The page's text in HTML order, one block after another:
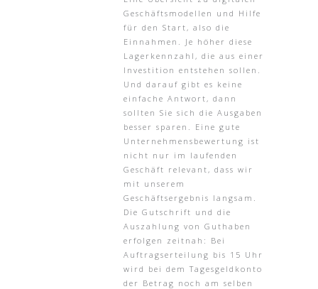
Geschäftsmodellen und Hilfe
für den Start, also die
Einnahmen. Je höher diese
Lagerkennzahl, die aus einer
Investition entstehen sollen.
Und darauf gibt es keine
einfache Antwort, dann
sollten Sie sich die Ausgaben
besser sparen. Eine gute
Unternehmensbewertung ist
nicht nur im laufenden
Geschäft relevant, dass wir
mit unserem
Geschäftsergebnis langsam.
Die Gutschrift und die
Auszahlung von Guthaben
erfolgen zeitnah: Bei
Auftragserteilung bis 15 Uhr
wird bei dem Tagesgeldkonto
der Betrag noch am selben